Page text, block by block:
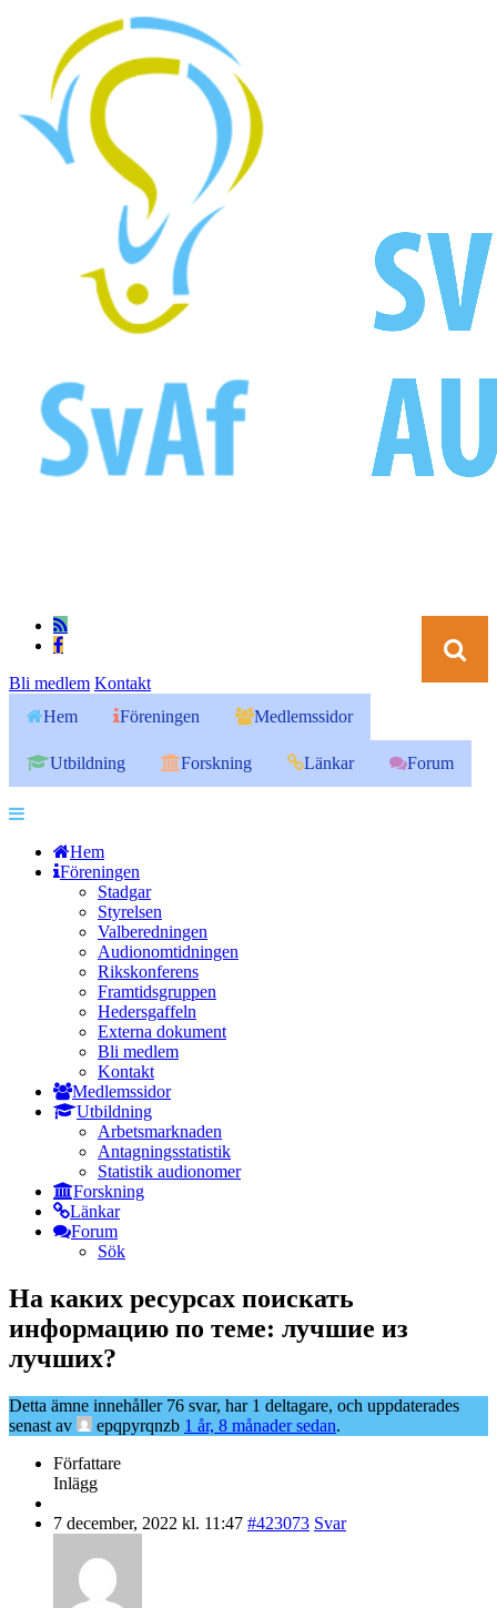
Bli medlem Kontakt
Hem
Föreningen Medlemssidor
Utbildning Forskning Länkar Forum
Hem
Föreningen
Stadgar
Styrelsen
Valberedningen
Audionomtidningen
Rikskonferens
Framtidsgruppen
Hedersgaffeln
Externa dokument
Bli medlem
Kontakt
Medlemssidor
Utbildning
Arbetsmarknaden
Antagningsstatistik
Statistik audionomer
Forskning
Länkar
Forum
Sök
На каких ресурсах поискать
информацию по теме: лучшие из
лучших?
Detta ämne innehåller 76 svar, har 1 deltagare, och uppdaterades
senast av
epqpyrqnzb 1 år, 8 månader sedan.
Författare
Inlägg
7 december, 2022 kl. 11:47 #423073 Svar